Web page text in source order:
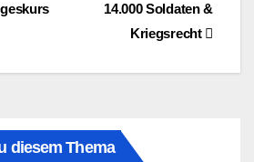
14.000 Soldaten &
Kriegsrecht
diesem Thema